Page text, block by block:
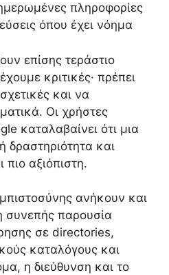
πληροφορίες
όπου έχει νόημα
επίσης τεράστιο
κριτικές· πρέπει
και να
Οι χρήστες
καταλαβαίνει ότι μια
δραστηριότητα και
πιο αξιόπιστη.
ανήκουν και
συνεπής παρουσία
σε directories,
καταλόγους και
η διεύθυνση και το